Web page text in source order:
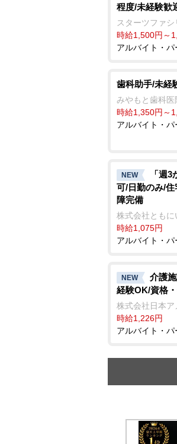
程度/未経験歓
スターツファ
時給1,500円～
アルバイト・
歯科助手/未経
みやもと歯科医
時給1,350円～
アルバイト・
NEW
「週
可/日勤のみ/
障完備
株式会社とも
時給1,075円
アルバイト・
NEW
介護
経験OK/資格
株式会社日本
時給1,226円
アルバイト・